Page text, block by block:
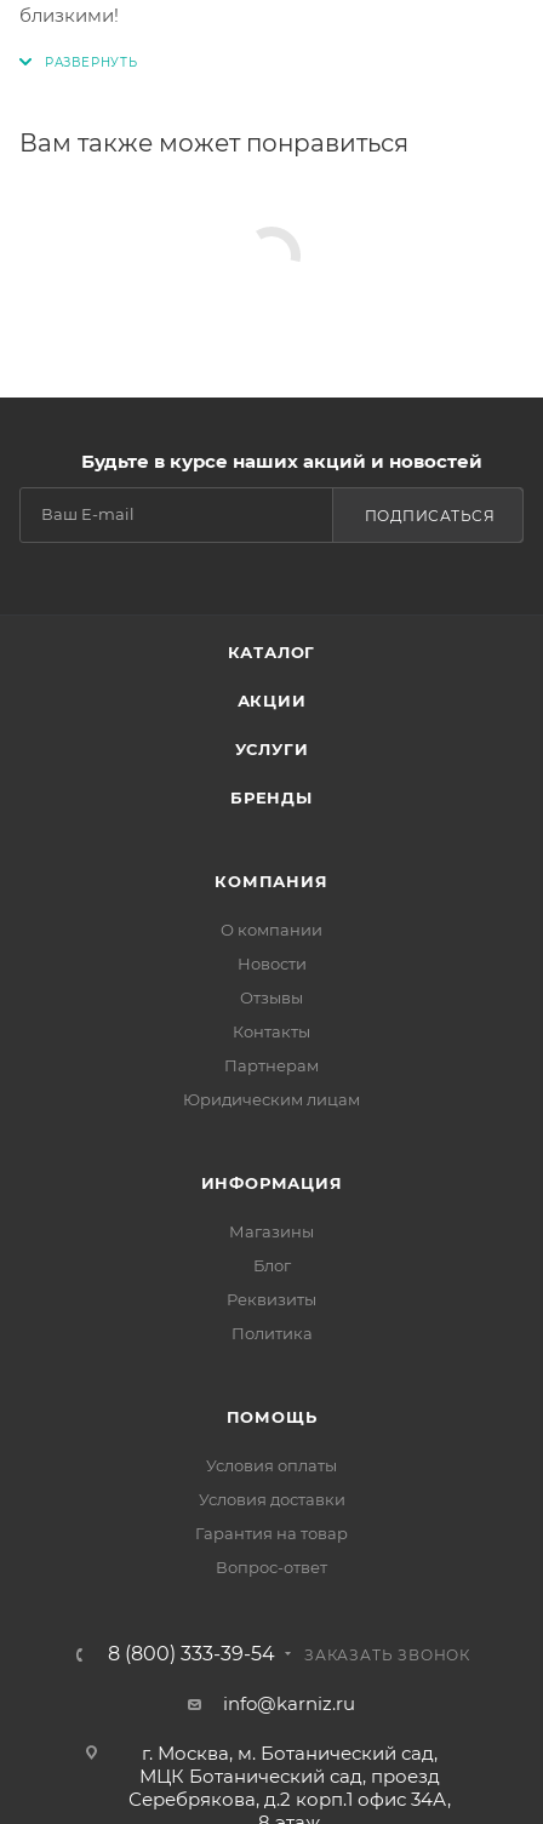
близкими!
Вам также может понравиться
Будьте в курсе наших акций и новостей
ПОДПИСАТЬСЯ
КАТАЛОГ
АКЦИИ
УСЛУГИ
БРЕНДЫ
КОМПАНИЯ
О компании
Новости
Отзывы
Контакты
Партнерам
Юридическим лицам
ИНФОРМАЦИЯ
Магазины
Блог
Реквизиты
Политика
ПОМОЩЬ
Условия оплаты
Условия доставки
Гарантия на товар
Вопрос-ответ
8 (800) 333-39-54 ЗАКАЗАТЬ ЗВОНОК
info@karniz.ru
г. Москва, м. Ботанический сад,
МЦК Ботанический сад, проезд
Серебрякова, д.2 корп.1 офис 34А,